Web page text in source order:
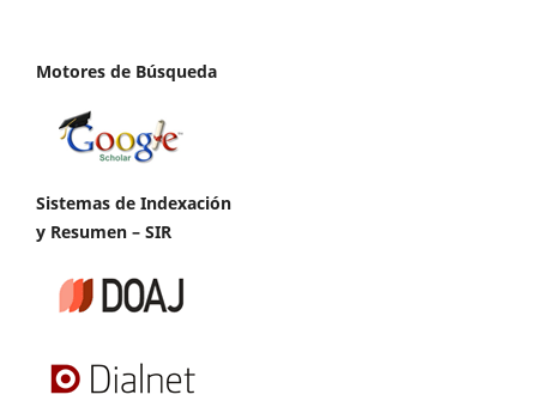
Motores de Búsqueda
Sistemas de Indexación
y Resumen – SIR